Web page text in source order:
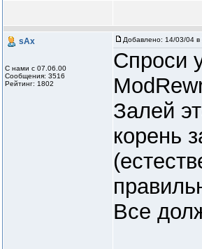
sAx
С нами с 07.06.00
Сообщения: 3516
Рейтинг: 1802
Добавлено: 14/03/04 в
Спроси
Залей
корень
Все